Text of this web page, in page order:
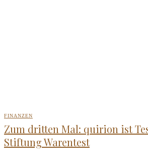
FINANZEN
Zum dritten Mal: quirion ist
Stiftung Warentest